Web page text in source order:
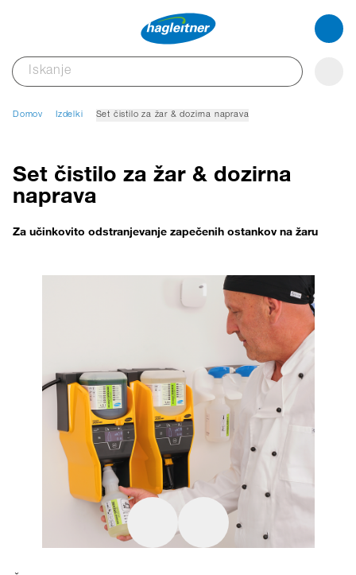
Domov Izdelki Set čistilo za žar & dozirna naprava
Set čistilo za žar & dozirna
naprava
Za učinkovito odstranjevanje zapečenih ostankov na žaru